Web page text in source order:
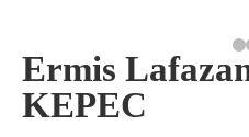
Ermis
KEPEC